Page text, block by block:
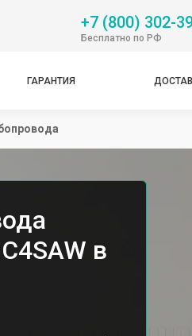
+7 (800) 302-
Бесплатно по РФ
ГАРАНТИЯ
в